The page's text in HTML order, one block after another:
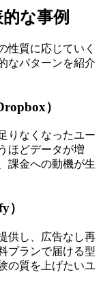
な事例
性質に応じていく
なパターンを紹介
）
りなくなったユー
ほどデータが増
課金への動機が生
）
供し、広告なし再
プランで届ける型
の質を上げたいユ